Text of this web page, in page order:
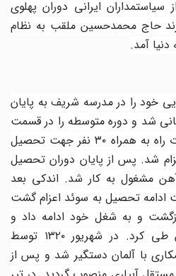
ایرانی دوران پهلوی
حاج محمدحسین ملقب به نظام
خود را در مدرسه شریف به پایان
شد و دوره متوسطه را در قسمت
فنی تمام کرد و از طرف وزارت راه به همراه ۳۰ نفر جهت تحصیل
شد. پس از پایان دوران تحصیل
مشغول به کار شد. اندکی بعد
تحصیل به سوئد اعزام گشت
بازگشت و به شغل خود ادامه داد و
مراحل ترقی را در راه آهن طی کرد. در شهریور ۱۳۲۰ توسط
با آلمان دستگیر شد و پس از